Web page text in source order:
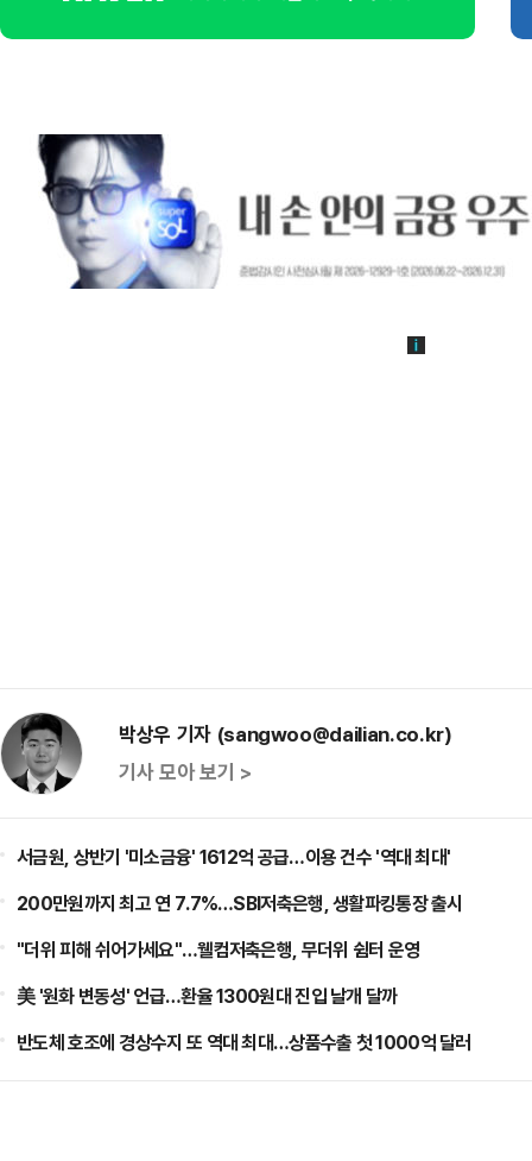
박상우 기자 (sangwoo@dailian.co.kr)
기사 모아 보기 >
서금원, 상반기 '미소금융' 1612억 공급…이용 건수 '역대 최대'
200만원까지 최고 연 7.7%…SBI저축은행, 생활파킹통장 출시
"더위 피해 쉬어가세요"…웰컴저축은행, 무더위 쉼터 운영
美 '원화 변동성' 언급…환율 1300원대 진입 날개 달까
반도체 호조에 경상수지 또 역대 최대…상품수출 첫 1000억 달러